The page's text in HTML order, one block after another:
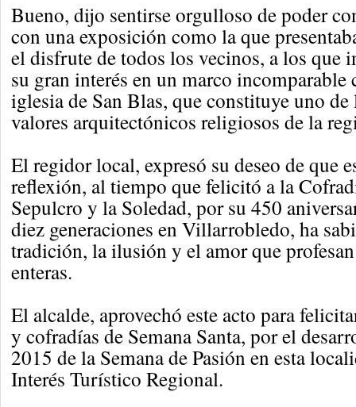
Bueno, dijo sentirse orgulloso de poder
con una exposición como la que
el disfrute de todos los vecinos, a los que
su gran interés en un marco incomparable
iglesia de San Blas, que constituye uno
valores arquitectónicos religiosos de la
El regidor local, expresó su deseo de que
reflexión, al tiempo que felicitó a la
Sepulcro y la Soledad, por su 450
diez generaciones en Villarrobledo, ha
tradición, la ilusión y el amor que
enteras.
El alcalde, aprovechó este acto para
y cofradías de Semana Santa, por el
2015 de la Semana de Pasión en esta
Interés Turístico Regional.